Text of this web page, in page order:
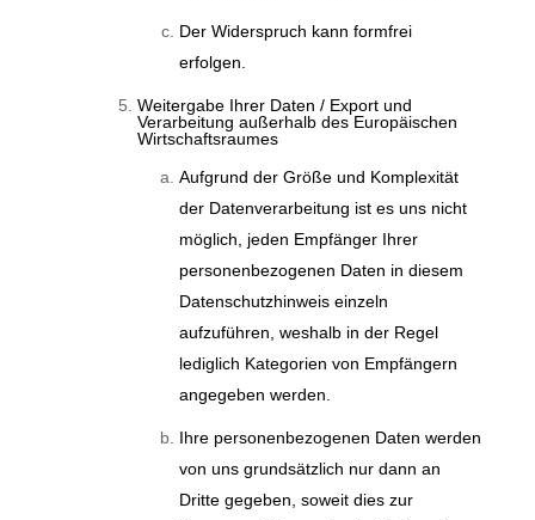
Der Widerspruch kann formfrei
erfolgen.
Weitergabe Ihrer Daten / Export und
Verarbeitung außerhalb des Europäischen
Wirtschaftsraumes
Aufgrund der Größe und Komplexität
der Datenverarbeitung ist es uns nicht
möglich, jeden Empfänger Ihrer
personenbezogenen Daten in diesem
Datenschutzhinweis einzeln
aufzuführen, weshalb in der Regel
lediglich Kategorien von Empfängern
angegeben werden.
Ihre personenbezogenen Daten werden
von uns grundsätzlich nur dann an
Dritte gegeben, soweit dies zur